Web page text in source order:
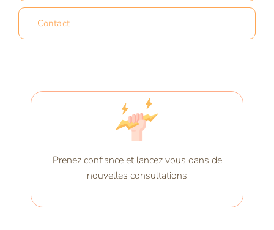
Contact
Prenez confiance et lancez vous dans de
nouvelles consultations